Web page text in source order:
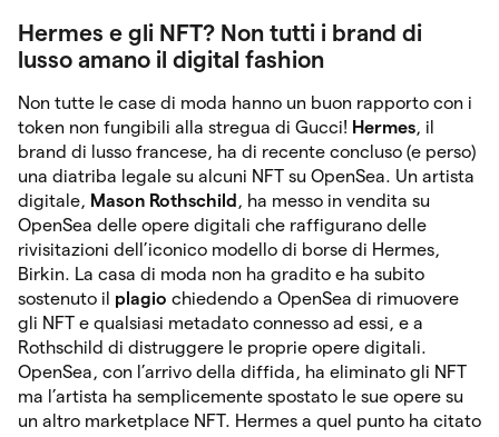
Hermes e gli NFT? Non tutti i brand di
lusso amano il digital fashion
Non tutte le case di moda hanno un buon rapporto con i
token non fungibili alla stregua di Gucci! Hermes, il
brand di lusso francese, ha di recente concluso (e perso)
una diatriba legale su alcuni NFT su OpenSea. Un artista
digitale, Mason Rothschild , ha messo in vendita su
OpenSea delle opere digitali che raffigurano delle
rivisitazioni dell’iconico modello di borse di Hermes,
Birkin. La casa di moda non ha gradito e ha subito
sostenuto il plagio chiedendo a OpenSea di rimuovere
gli NFT e qualsiasi metadato connesso ad essi, e a
Rothschild di distruggere le proprie opere digitali.
OpenSea, con l’arrivo della diffida, ha eliminato gli NFT
ma l’artista ha semplicemente spostato le sue opere su
un altro marketplace NFT. Hermes a quel punto ha citato